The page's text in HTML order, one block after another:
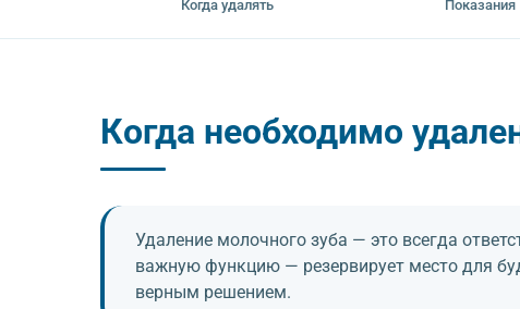
Когда удалять Показания
Когда необходимо
Удаление молочного зуба — это всегда
важную функцию — резервирует место для
верным решением.